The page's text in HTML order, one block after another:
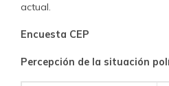
actual.
Encuesta CEP
Percepción de la situación